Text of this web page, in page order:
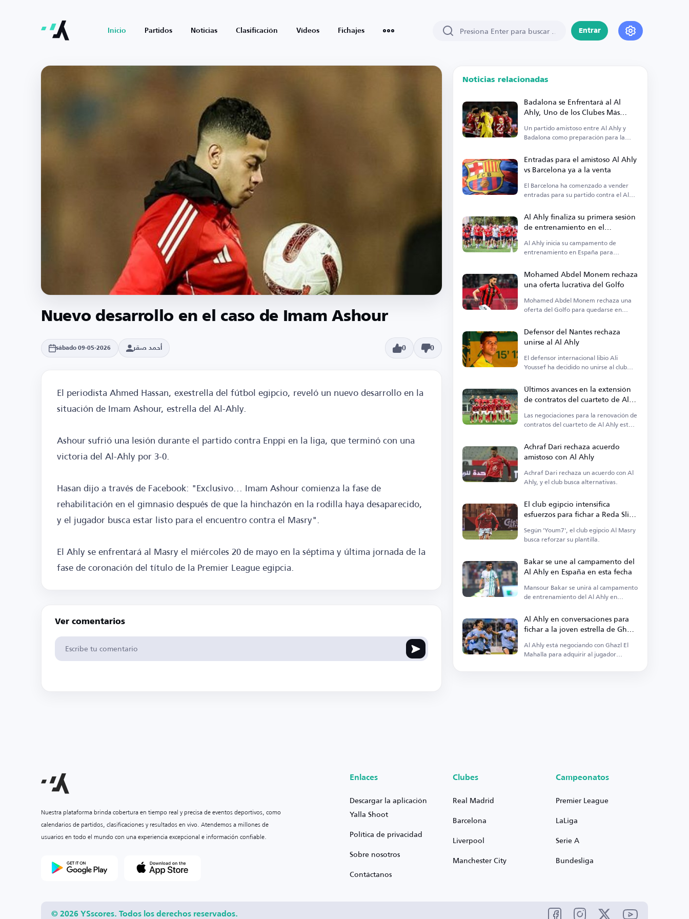
Inicio Partidos Noticias Clasificación Vídeos Fichajes Entrar
Nuevo desarrollo en el caso de Imam Ashour
sábado 09-05-2026 أحمد صقر 0 0
El periodista Ahmed Hassan, exestrella del fútbol egipcio, reveló un nuevo desarrollo en la
situación de Imam Ashour, estrella del Al-Ahly.
Ashour sufrió una lesión durante el partido contra Enppi en la liga, que terminó con una
victoria del Al-Ahly por 3-0.
Hasan dijo a través de Facebook: "Exclusivo... Imam Ashour comienza la fase de
rehabilitación en el gimnasio después de que la hinchazón en la rodilla haya desaparecido,
y el jugador busca estar listo para el encuentro contra el Masry".
El Ahly se enfrentará al Masry el miércoles 20 de mayo en la séptima y última jornada de la
fase de coronación del título de la Premier League egipcia.
Ver comentarios
Noticias relacionadas
Badalona se Enfrentará al Al
Ahly, Uno de los Clubes Más
Grandes del Mundo
Un partido amistoso entre Al Ahly y
Badalona como preparación para la
Entradas para el amistoso Al Ahly
vs Barcelona ya a la venta
El Barcelona ha comenzado a vender
entradas para su partido contra el Al
Al Ahly finaliza su primera sesión
de entrenamiento en el
campamento de España
Al Ahly inicia su campamento de
entrenamiento en España para
Mohamed Abdel Monem rechaza
una oferta lucrativa del Golfo
Mohamed Abdel Monem rechaza una
oferta del Golfo para quedarse en
Defensor del Nantes rechaza
unirse al Al Ahly
El defensor internacional libio Ali
Youssef ha decidido no unirse al club
Últimos avances en la extensión
de contratos del cuarteto de Al
Las negociaciones para la renovación de
contratos del cuarteto de Al Ahly están
financieros.
Achraf Dari rechaza acuerdo
amistoso con Al Ahly
Achraf Dari rechaza un acuerdo con Al
Ahly, y el club busca alternativas.
El club egipcio intensifica
esfuerzos para fichar a Reda Slim
Según 'Youm7', el club egipcio Al Masry
busca reforzar su plantilla.
Bakar se une al campamento del
Al Ahly en España en esta fecha
Mansour Bakar se unirá al campamento
de entrenamiento del Al Ahly en
personales.
Al Ahly en conversaciones para
fichar a la joven estrella de Ghazl
El Mahalla
Al Ahly está negociando con Ghazl El
Mahalla para adquirir al jugador
Nuestra plataforma brinda cobertura en tiempo real y precisa de eventos deportivos, como
calendarios de partidos, clasificaciones y resultados en vivo. Atendemos a millones de
usuarios en todo el mundo con una experiencia excepcional e información confiable.
Enlaces
Descargar la aplicación
Yalla Shoot
Política de privacidad
Sobre nosotros
Contáctanos
Clubes
Real Madrid
Barcelona
Liverpool
Manchester City
Campeonatos
Premier League
LaLiga
Serie A
Bundesliga
© 2026 YSscores. Todos los derechos reservados.